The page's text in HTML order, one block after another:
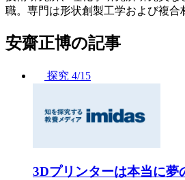
職。専門は形状創製工学および複合
安齋正博の記事
探究 4/15
3Dプリンターは本当に夢